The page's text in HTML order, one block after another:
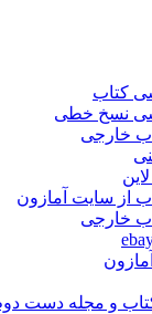
کتاب
نسخ خطی
خارجی
از سایت آمازون
خارجی
کتاب و مجله دست